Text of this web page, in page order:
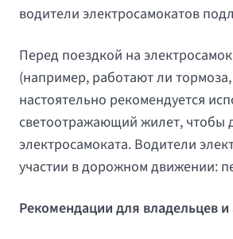
водители электросамокатов
Перед поездкой на
(например, работают ли
настоятельно рекомендуется
светоотражающий жилет, чтобы
электросамоката. Водители
участии в дорожном движении:
Рекомендации для владельцев